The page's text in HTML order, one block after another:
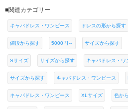
■関連カテゴリー
キャバドレス・ワンピース ドレスの形から探す
値段から探す 5000円～ サイズから探す
Sサイズ サイズから探す キャバドレス・ワ
サイズから探す キャバドレス・ワンピース
キャバドレス・ワンピース XLサイズ 色か